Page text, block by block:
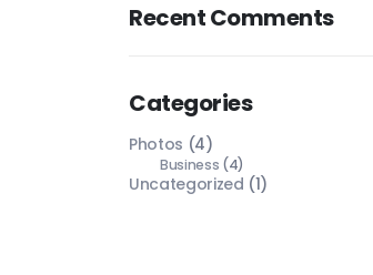
Recent Comments
Categories
Photos (4)
Business (4)
Uncategorized (1)